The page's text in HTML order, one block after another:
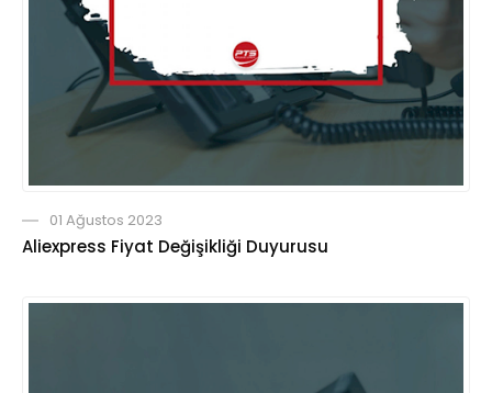
01 Ağustos 2023
Aliexpress Fiyat Değişikliği Duyurusu